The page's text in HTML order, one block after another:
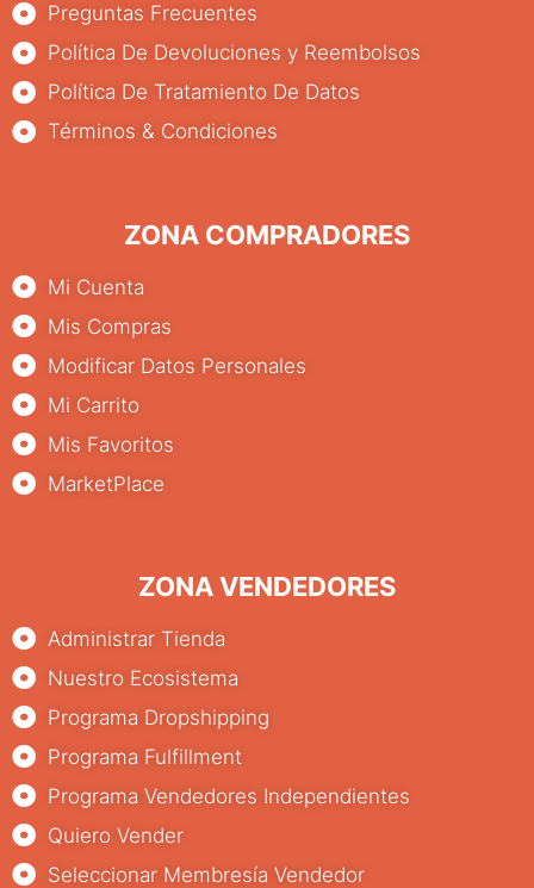
Preguntas Frecuentes
Política De Devoluciones y Reembolsos
Política De Tratamiento De Datos
Términos & Condiciones
ZONA COMPRADORES
Mi Cuenta
Mis Compras
Modificar Datos Personales
Mi Carrito
Mis Favoritos
MarketPlace
ZONA VENDEDORES
Administrar Tienda
Nuestro Ecosistema
Programa Dropshipping
Programa Fulfillment
Programa Vendedores Independientes
Quiero Vender
Seleccionar Membresía Vendedor